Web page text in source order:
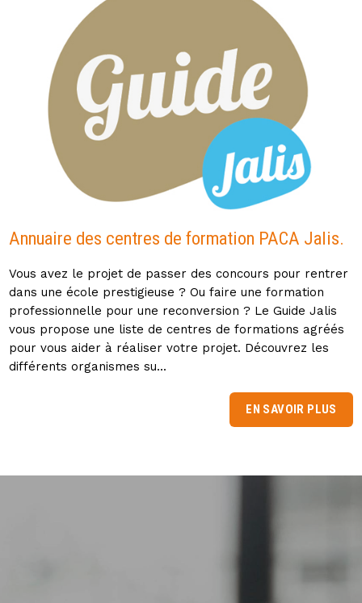
Annuaire des centres de formation PACA Jalis.
Vous avez le projet de passer des concours pour rentrer
dans une école prestigieuse ? Ou faire une formation
professionnelle pour une reconversion ? Le Guide Jalis
vous propose une liste de centres de formations agréés
pour vous aider à réaliser votre projet. Découvrez les
différents organismes su...
EN SAVOIR PLUS